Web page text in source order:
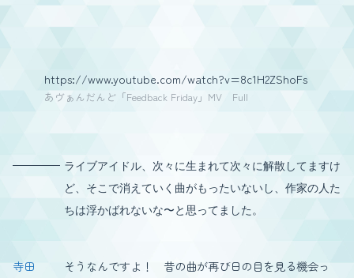
https://www.youtube.com/watch?v=8c1H2ZShoFs
あヴぁんだんど「Feedback Friday」MV Full
ライブアイドル、次々に生まれて次々に解散してますけ
ど、そこで消えていく曲がもったいないし、作家の人た
ちは浮かばれないな〜と思ってました。
寺田
そうなんですよ！ 昔の曲が再び日の目を見る機会っ